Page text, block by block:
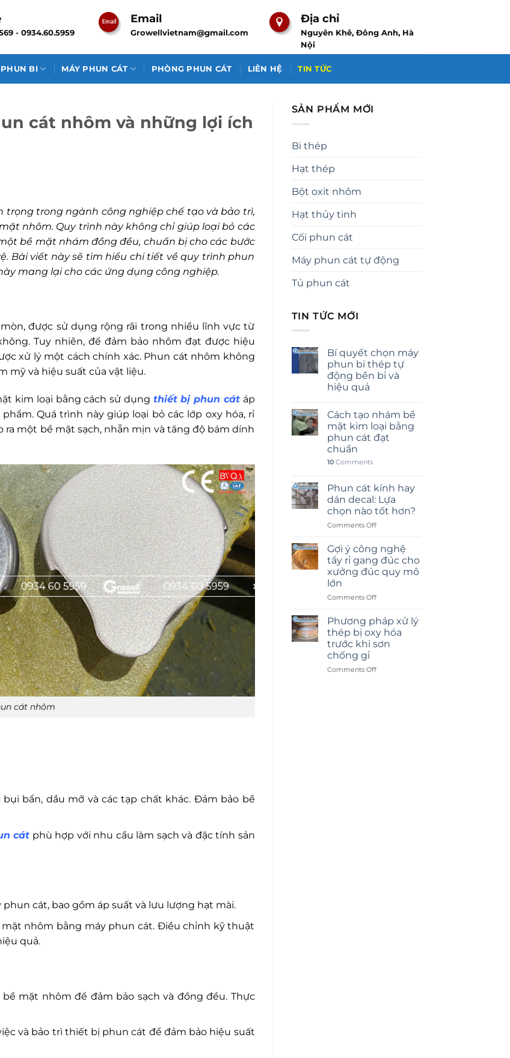
- 0934.60.5959
Email
Growellvietnam@gmail.com
Địa chỉ
Nguyên Khê, Đông Anh, Hà
Nội
PHUN BI MÁY PHUN CÁT PHÒNG PHUN CÁT LIÊN HỆ TIN TỨC
cát nhôm và những lợi ích
trọng trong ngành công nghiệp chế tạo và bảo trì,
nhôm. Quy trình này không chỉ giúp loại bỏ các
bề mặt nhám đồng đều, chuẩn bị cho các bước
Bài viết này sẽ tìm hiểu chi tiết về quy trình phun
mang lại cho các ứng dụng công nghiệp.
được sử dụng rộng rãi trong nhiều lĩnh vực từ
Tuy nhiên, để đảm bảo nhôm đạt được hiệu
xử lý một cách chính xác. Phun cát nhôm không
mỹ và hiệu suất của vật liệu.
kim loại bằng cách sử dụng thiết bị phun cátáp
Quá trình này giúp loại bỏ các lớp oxy hóa, rỉ
ra một bề mặt sạch, nhẵn mịn và tăng độ bám dính
cát nhôm
bẩn, dầu mỡ và các tạp chất khác. Đảm bảo bề
cát phù hợp với nhu cầu làm sạch và đặc tính sản
cát, bao gồm áp suất và lưu lượng hạt mài.
nhôm bằng máy phun cát. Điều chỉnh kỹ thuật
quả.
mặt nhôm để đảm bảo sạch và đồng đều. Thực
và bảo trì thiết bị phun cát để đảm bảo hiệu suất
SẢN PHẨM MỚI
Bi thép
Hạt thép
Bột oxit nhôm
Hạt thủy tinh
Cối phun cát
Máy phun cát tự động
Tủ phun cát
TIN TỨC MỚI
Bí quyết chọn máy
phun bi thép tự
động bền bỉ và
hiệu quả
Cách tạo nhám bề
mặt kim loại bằng
phun cát đạt
chuẩn
10Comments
Phun cát kính hay
dán decal: Lựa
chọn nào tốt hơn?
Comments Offon
cát
kính
hay
dán
Lựa
nào
tốt
hơn?
Gợi ý công nghệ
tẩy rỉ gang đúc cho
xưởng đúc quy mô
lớn
Comments Offon
ý
công
nghệ
tẩy
gang
Phương pháp xử lý
thép bị oxy hóa
trước khi sơn
chống gỉ
Comments Offon